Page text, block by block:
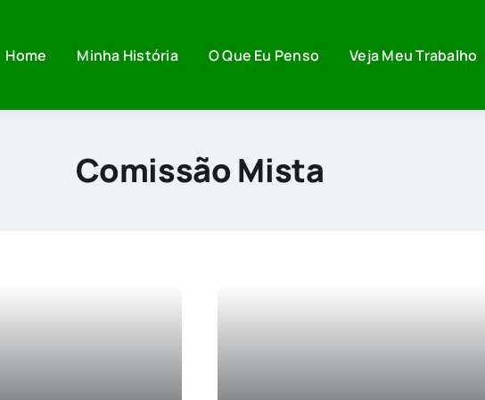
Home Minha História O Que Eu Penso Veja Meu Trabalho
Comissão Mista